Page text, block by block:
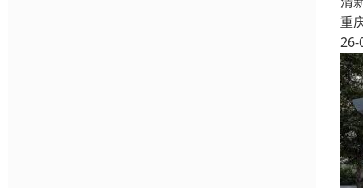
重
26-